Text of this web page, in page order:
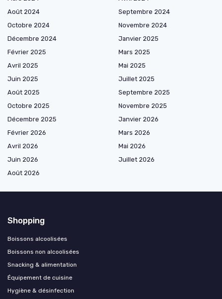
Août 2024
Septembre 2024
Octobre 2024
Novembre 2024
Décembre 2024
Janvier 2025
Février 2025
Mars 2025
Avril 2025
Mai 2025
Juin 2025
Juillet 2025
Août 2025
Septembre 2025
Octobre 2025
Novembre 2025
Décembre 2025
Janvier 2026
Février 2026
Mars 2026
Avril 2026
Mai 2026
Juin 2026
Juillet 2026
Août 2026
Shopping
Boissons alcoolisées
Boissons non alcoolisées
Snacking & alimentation
Équipement de cuisine
Hygiène & désinfection